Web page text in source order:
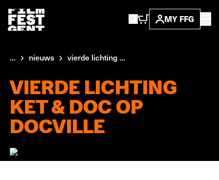
MY FFG
... nieuws vierde lichting ...
VIERDE LICHTING
KET & DOC OP
DOCVILLE